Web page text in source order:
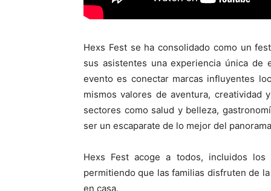
Hexs Fest se ha consolidado como un
sus asistentes una experiencia única de
evento es conectar marcas influyentes
mismos valores de aventura, creatividad
sectores como salud y belleza,
ser un escaparate de lo mejor del
Hexs Fest acoge a todos, incluidos
permitiendo que las familias disfruten de
en casa.